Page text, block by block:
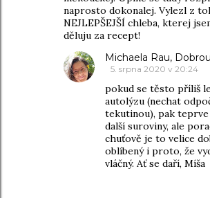
naprosto dokonalej. Vylezl z
NEJLEPŠEJŠÍ chleba, kterej
děluju za recept!
Michaela Rau,
5. srpna 2020 v 20:24
pokud se těsto příliš
autolýzu (nechat
tekutinou), pak teprve
další suroviny, ale
chuťově je to velice
oblíbený i proto, že
vláčný. Ať se daří, Míša